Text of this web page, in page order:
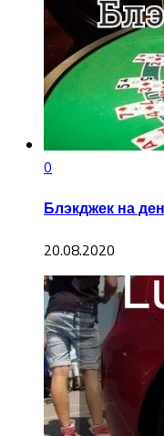
0
Блэкджек на
20.08.2020